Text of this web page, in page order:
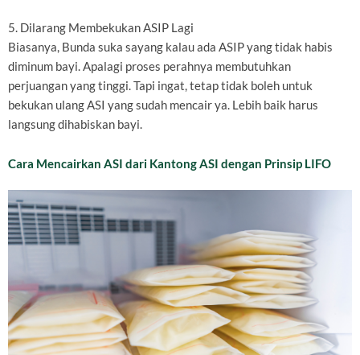
5. Dilarang Membekukan ASIP Lagi
Biasanya, Bunda suka sayang kalau ada ASIP yang tidak habis
diminum bayi. Apalagi proses perahnya membutuhkan
perjuangan yang tinggi. Tapi ingat, tetap tidak boleh untuk
bekukan ulang ASI yang sudah mencair ya. Lebih baik harus
langsung dihabiskan bayi.
Cara Mencairkan ASI dari Kantong ASI dengan Prinsip LIFO